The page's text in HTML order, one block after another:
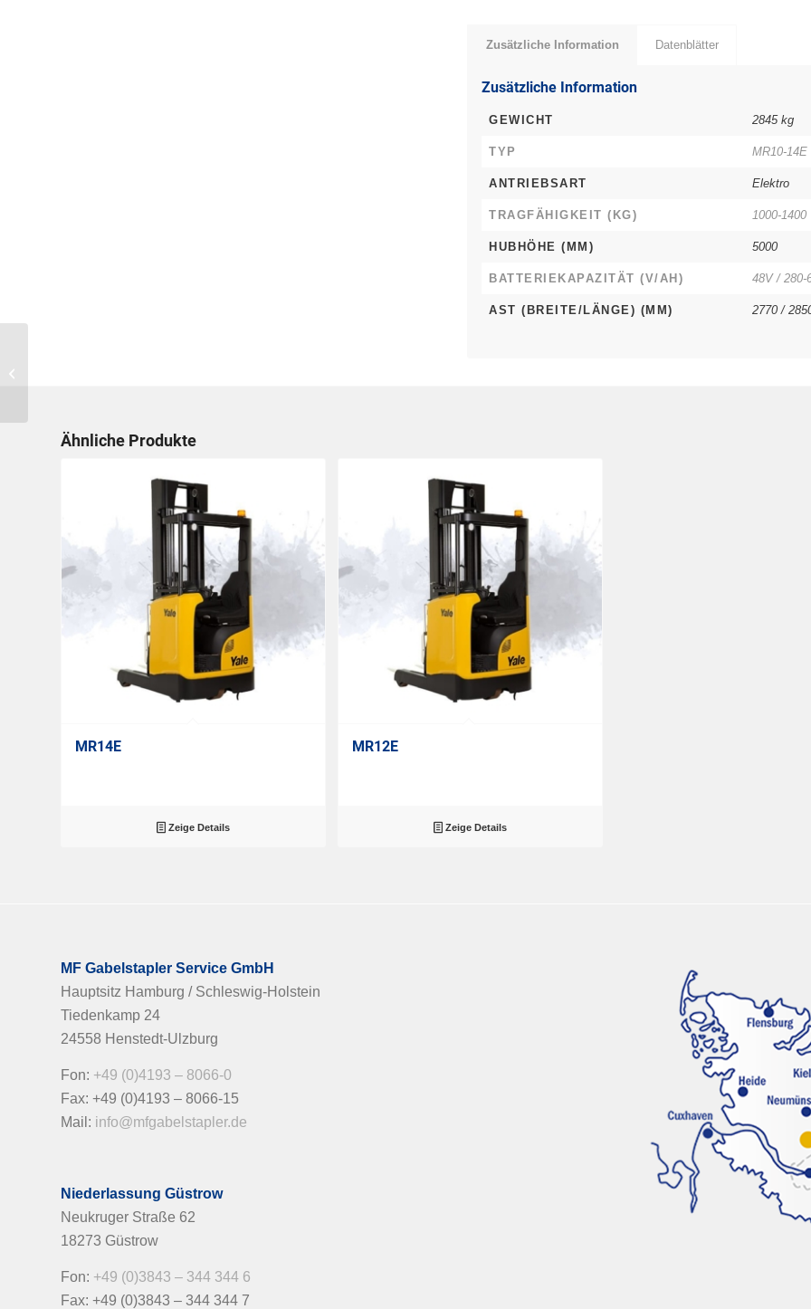
Zusätzliche Information Datenblätter
Zusätzliche Information
GEWICHT 2845 kg
TYP MR10-14E
ANTRIEBSART Elektro
TRAGFÄHIGKEIT (KG) 1000-1400
HUBHÖHE (MM) 5000
BATTERIEKAPAZITÄT (V/AH) 48V / 280-
AST (BREITE/LÄNGE) (MM) 2770 /
Ähnliche Produkte
MR14E
Zeige Details
MR12E
Zeige Details
MF Gabelstapler Service GmbH
Hauptsitz Hamburg / Schleswig-Holstein
Tiedenkamp 24
24558 Henstedt-Ulzburg
Fon: +49 (0)4193 – 8066-0
Fax: +49 (0)4193 – 8066-15
Mail: info@mfgabelstapler.de
Niederlassung Güstrow
Neukruger Straße 62
18273 Güstrow
Fon: +49 (0)3843 – 344 344 6
Fax: +49 (0)3843 – 344 344 7